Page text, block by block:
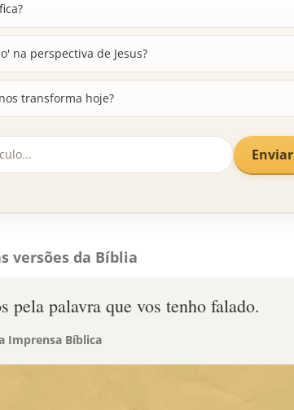
na perspectiva de Jesus?
transforma hoje?
Enviar
versões da Bíblia
pela palavra que vos tenho falado.
Imprensa Bíblica